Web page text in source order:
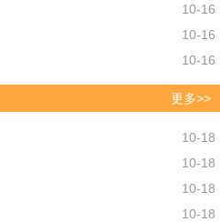
10-16
10-16
10-16
更多>>
10-18
10-18
10-18
10-18